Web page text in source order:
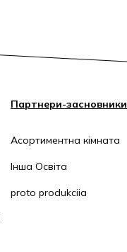
Партнери-засновники
Асортиментна кімната
Інша Освіта
proto produkciia